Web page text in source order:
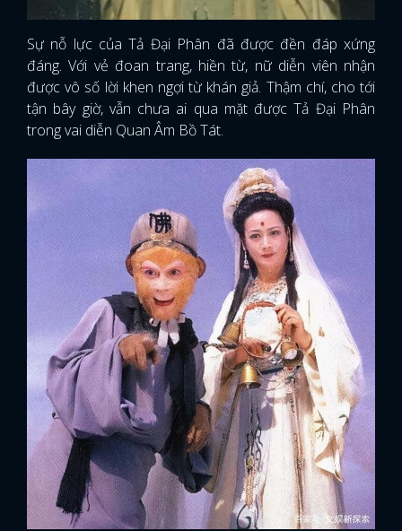
Sự nỗ lực của Tả Đại Phân đã được đền đáp xứng
đáng. Với vẻ đoan trang, hiền từ, nữ diễn viên nhận
được vô số lời khen ngợi từ khán giả. Thậm chí, cho tới
tận bây giờ, vẫn chưa ai qua mặt được Tả Đại Phân
trong vai diễn Quan Âm Bồ Tát.